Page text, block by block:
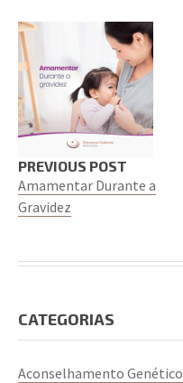
PREVIOUS POST
Amamentar Durante a
Gravidez
CATEGORIAS
Aconselhamento Genético